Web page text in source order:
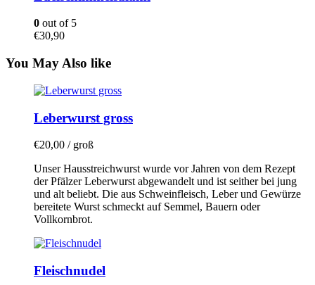
0 out of 5
€30,90
You May Also like
Leberwurst gross
€20,00 / groß
Unser Hausstreichwurst wurde vor Jahren von dem Rezept
der Pfälzer Leberwurst abgewandelt und ist seither bei jung
und alt beliebt. Die aus Schweinfleisch, Leber und Gewürze
bereitete Wurst schmeckt auf Semmel, Bauern oder
Vollkornbrot.
Fleischnudel